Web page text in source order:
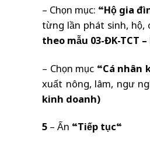
– Chọn mục: “Hộ gia
từng lần phát sinh, hộ,
theomẫu 03-ĐK-TCT
– Chọn mục “Cá nhân
xuất nông, lâm, ngư
kinh doanh)
5– Ấn “Tiếp tục“